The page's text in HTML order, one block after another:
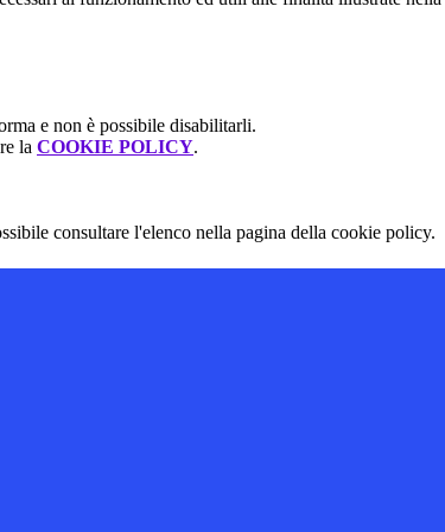
e non è possibile disabilitarli.
la COOKIE POLICY.
consultare l'elenco nella pagina della cookie policy.